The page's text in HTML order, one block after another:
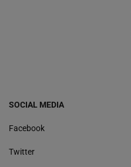
SOCIAL MEDIA
Facebook
Twitter